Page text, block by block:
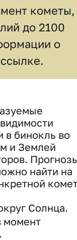
кометы,
до 2100
о
в бинокль во
и Землей
найти на
Солнца.
момент